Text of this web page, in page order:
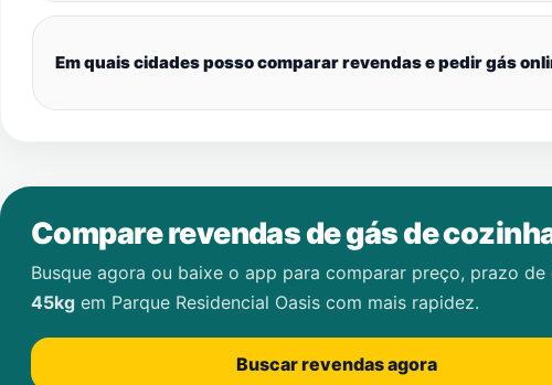
Em quais cidades posso comparar revendas e pedir gás
Compare revendas de gás de
Busque agora ou baixe o app para comparar preço, prazo
45kg em Parque Residencial Oasis com mais rapidez.
Buscar revendas agora